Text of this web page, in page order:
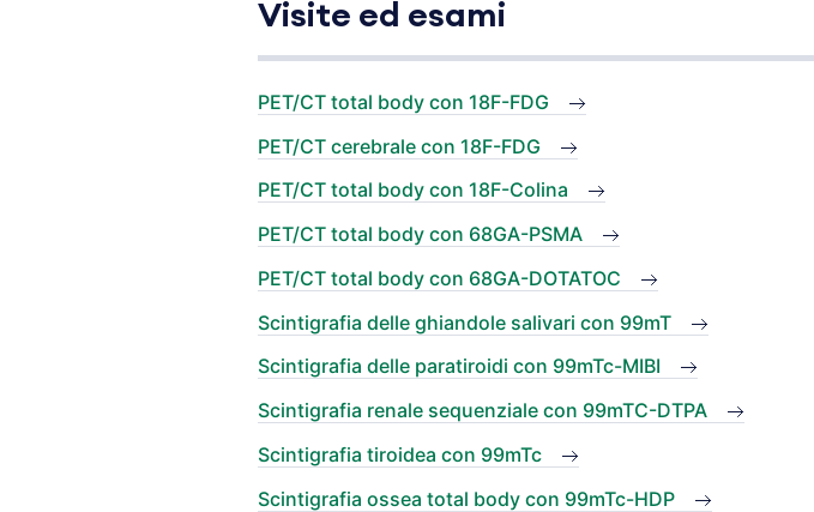
Visite ed esami
PET/CT total body con 18F-FDG
PET/CT cerebrale con 18F-FDG
PET/CT total body con 18F-Colina
PET/CT total body con 68GA-PSMA
PET/CT total body con 68GA-DOTATOC
Scintigrafia delle ghiandole salivari con 99mT
Scintigrafia delle paratiroidi con 99mTc-MIBI
Scintigrafia renale sequenziale con 99mTC-DTPA
Scintigrafia tiroidea con 99mTc
Scintigrafia ossea total body con 99mTc-HDP